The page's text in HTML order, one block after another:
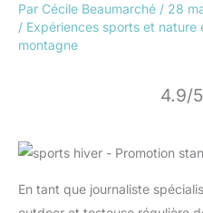
Par Cécile Beaumarché / 28
/ Expériences sports et nature
montagne
4.9/
En tant que journaliste